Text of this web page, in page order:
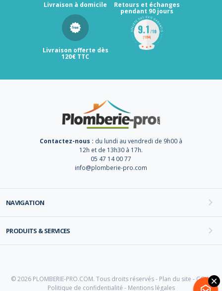
Livraison à domicile Retours et échanges
pendant 90 jours
Livraison offerte dès
120€ TTC
Contactez-nous : du lundi au vendredi de 9h00 à
12h et de 13h30 à 17h.
05 47 14 00 77
info@plomberie-pro.com
NAVIGATION
PRODUITS & SERVICES
© 2026 PLOMBERIE-PRO.COM. Tous droits réservés - Plan du site -CGV-
Politique de confidentialité - Mentions légales